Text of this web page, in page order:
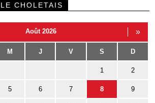
CHOLETAIS
Août 2026 »
M J V S D
1 2
5 6 7 8 9